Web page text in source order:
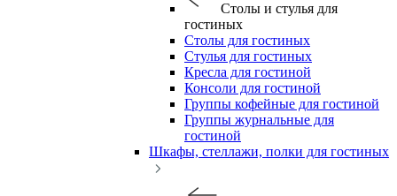
Столы и стулья для
гостиных
Столы для гостиных
Стулья для гостиных
Кресла для гостиной
Консоли для гостиной
Группы кофейные для гостиной
Группы журнальные для
гостиной
Шкафы, стеллажи, полки для гостиных